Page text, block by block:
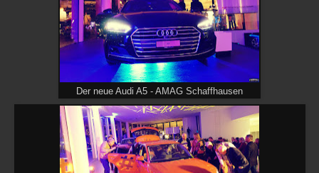
Der neue Audi A5 - AMAG Schaffhausen